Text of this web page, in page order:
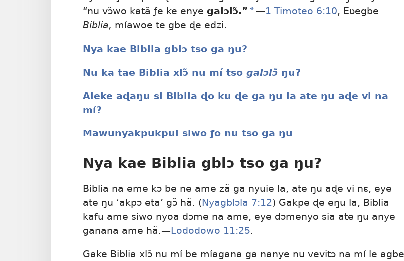
“nu vɔ̃wo katã ƒe ke enye galɔlɔ̃.” a —1 Timoteo 6:10, Eʋegbe
Biblia, míawoe te gbe ɖe edzi.
Nya kae Biblia gblɔ tso ga ŋu?
Nu ka tae Biblia xlɔ̃ nu mí tso galɔlɔ̃ ŋu?
Aleke aɖaŋu si Biblia ɖo ku ɖe ga ŋu la ate ŋu aɖe vi na
mí?
Mawunyakpukpui siwo ƒo nu tso ga ŋu
Nya kae Biblia gblɔ tso ga ŋu?
Biblia na eme kɔ be ne ame zã ga nyuie la, ate ŋu aɖe vi nɛ, eye
ate ŋu ‘akpɔ eta’ gɔ̃ hã. (Nyagblɔla 7:12) Gakpe ɖe eŋu la, Biblia
kafu ame siwo nyoa dɔme na ame, eye dɔmenyo sia ate ŋu anye
ganana ame hã.—Lododowo 11:25.
Gake Biblia xlɔ̃ nu mí be míagana ga nanye nu vevitɔ na mí le agbe